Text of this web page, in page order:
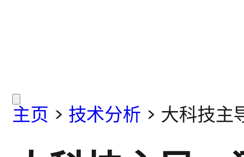
主页 > 技术分析 > 大科技主